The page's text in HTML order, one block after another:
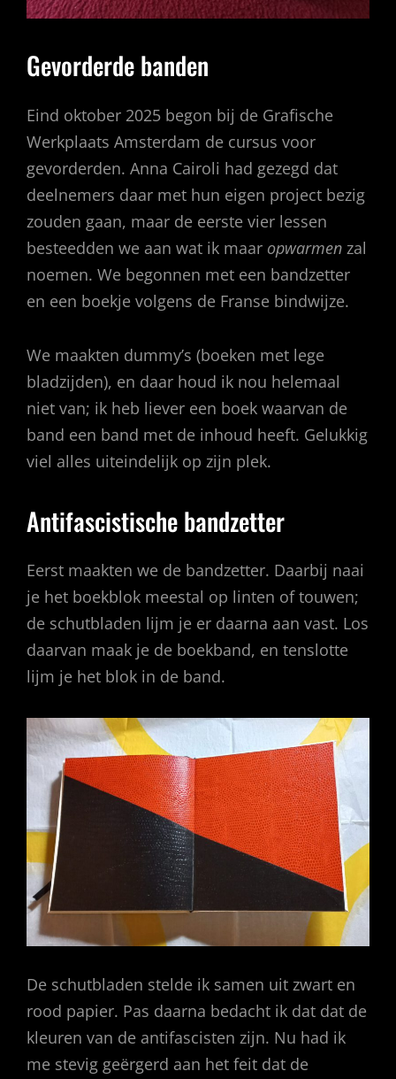
Gevorderde banden
Eind oktober 2025 begon bij de Grafische
Werkplaats Amsterdam de cursus voor
gevorderden. Anna Cairoli had gezegd dat
deelnemers daar met hun eigen project bezig
zouden gaan, maar de eerste vier lessen
besteedden we aan wat ik maar opwarmen zal
noemen. We begonnen met een bandzetter
en een boekje volgens de Franse bindwijze.
We maakten dummy’s (boeken met lege
bladzijden), en daar houd ik nou helemaal
niet van; ik heb liever een boek waarvan de
band een band met de inhoud heeft. Gelukkig
viel alles uiteindelijk op zijn plek.
Antifascistische bandzetter
Eerst maakten we de bandzetter. Daarbij naai
je het boekblok meestal op linten of touwen;
de schutbladen lijm je er daarna aan vast. Los
daarvan maak je de boekband, en tenslotte
lijm je het blok in de band.
De schutbladen stelde ik samen uit zwart en
rood papier. Pas daarna bedacht ik dat dat de
kleuren van de antifascisten zijn. Nu had ik
me stevig geërgerd aan het feit dat de